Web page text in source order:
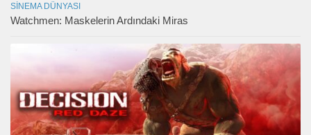
SINEMA DÜNYASI
Watchmen: Maskelerin Ardındaki Miras